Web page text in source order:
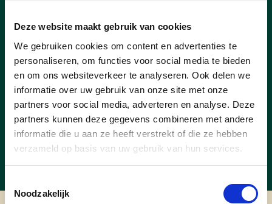
Deze website maakt gebruik van cookies
We gebruiken cookies om content en advertenties te
personaliseren, om functies voor social media te bieden
en om ons websiteverkeer te analyseren. Ook delen we
informatie over uw gebruik van onze site met onze
partners voor social media, adverteren en analyse. Deze
partners kunnen deze gegevens combineren met andere
informatie die u aan ze heeft verstrekt of die ze hebben
verzameld op basis van uw gebruik van hun services.
Noodzakelijk
CD&V Roeselare
Kalender
Er zijn geen evenementen gepland
in de nabije toekomst.